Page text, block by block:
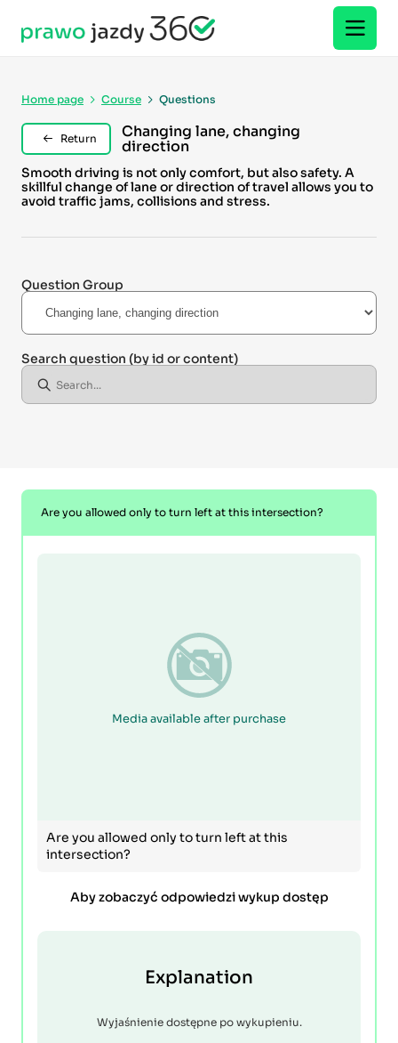
Home page Course Questions
Return
Changing lane, changing
direction
Smooth driving is not only comfort, but also safety. A
skillful change of lane or direction of travel allows you to
avoid traffic jams, collisions and stress.
Question Group
Search question (by id or content)
Are you allowed only to turn left at this intersection?
Media available after purchase
Are you allowed only to turn left at this
intersection?
Aby zobaczyć odpowiedzi wykup dostęp
Explanation
Wyjaśnienie dostępne po wykupieniu.